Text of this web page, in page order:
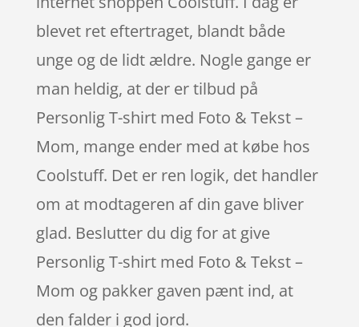
blevet ret eftertraget, blandt både
unge og de lidt ældre. Nogle gange er
man heldig, at der er tilbud på
Personlig T-shirt med Foto & Tekst –
Mom, mange ender med at købe hos
Coolstuff. Det er ren logik, det handler
om at modtageren af din gave bliver
glad. Beslutter du dig for at give
Personlig T-shirt med Foto & Tekst –
Mom og pakker gaven pænt ind, at
den falder i god jord.